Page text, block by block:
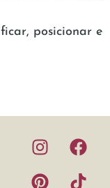
posicionar e